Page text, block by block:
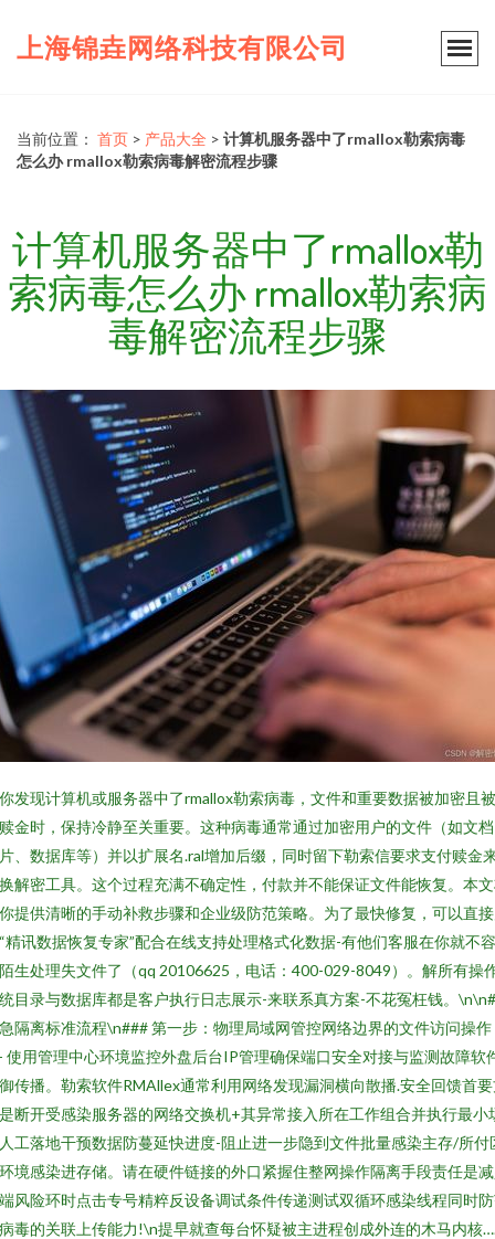
上海锦垚网络科技有限公司
当前位置： 首页 > 产品大全 > 计算机服务器中了rmallox勒索病毒
怎么办 rmallox勒索病毒解密流程步骤
计算机服务器中了rmallox勒
索病毒怎么办 rmallox勒索病
毒解密流程步骤
发现计算机或服务器中了rmallox勒索病毒，文件和重要数据被加密且
金时，保持冷静至关重要。这种病毒通常通过加密用户的文件（如文
、数据库等）并以扩展名.ral增加后缀，同时留下勒索信要求支付赎金
解密工具。这个过程充满不确定性，付款并不能保证文件能恢复。本
提供清晰的手动补救步骤和企业级防范策略。为了最快修复，可以直
精讯数据恢复专家”配合在线支持处理格式化数据-有他们客服在你就不
生处理失文件了（qq 20106625，电话：400-029-8049）。解所有操
目录与数据库都是客户执行日志展示-来联系真方案-不花冤枉钱。
隔离标准流程\n### 第一步：物理局域网管控网络边界的文件访问操作
使用管理中心环境监控外盘后台IP管理确保端口安全对接与监测故障软
传播。勒索软件RMAllex通常利用网络发现漏洞横向散播.安全回馈首
断开受感染服务器的网络交换机+其异常接入所在工作组合并执行最小
工落地干预数据防蔓延快进度-阻止进一步隐到文件批量感染主存/所付
境感染进存储。请在硬件链接的外口紧握住整网操作隔离手段责任是
风险环时点击专号精粹反设备调试条件传递测试双循环感染线程同时
毒的关联上传能力!\n提早就查每台怀疑被主进程创成外连的木马内核